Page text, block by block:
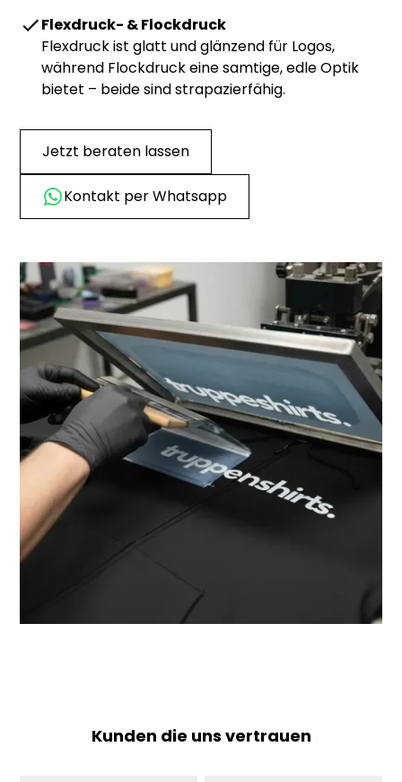
Flexdruck- & Flockdruck
Flexdruck ist glatt und glänzend für Logos,
während Flockdruck eine samtige, edle Optik
bietet – beide sind strapazierfähig.
Jetzt beraten lassen
Kontakt per Whatsapp
Kunden die uns vertrauen